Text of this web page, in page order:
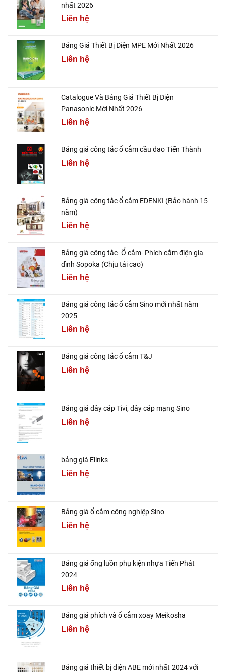
nhất 2026
Liên hệ
Bảng Giá Thiết Bị Điện MPE Mới Nhất 2026
Liên hệ
Catalogue Và Bảng Giá Thiết Bị Điện
Panasonic Mới Nhất 2026
Liên hệ
Bảng giá công tắc ổ cắm cầu dao Tiến Thành
Liên hệ
Bảng giá công tắc ổ cắm EDENKI (Bảo hành 15
năm)
Liên hệ
Bảng giá công tắc- Ổ cắm- Phích cắm điện gia
đình Sopoka (Chịu tải cao)
Liên hệ
Bảng giá công tắc ổ cắm Sino mới nhất năm
2025
Liên hệ
Bảng giá công tắc ổ cắm T&J
Liên hệ
Bảng giá dây cáp Tivi, dây cáp mạng Sino
Liên hệ
bảng giá Elinks
Liên hệ
Bảng giá ổ cắm công nghiệp Sino
Liên hệ
Bảng giá ống luồn phụ kiện nhựa Tiến Phát
2024
Liên hệ
Bảng giá phích và ổ cắm xoay Meikosha
Liên hệ
Bảng giá thiết bị điện ABE mới nhất 2024 với